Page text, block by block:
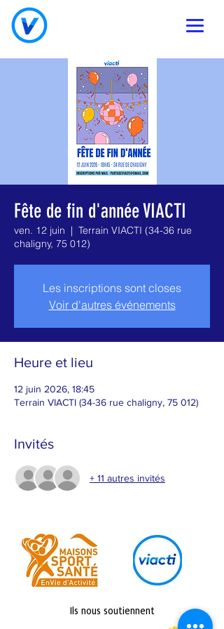
Fête de fin d'année VIACTI
ven. 12 juin
  |
Terrain VIACTI (34-36 rue
chaligny, 75 012)
Les inscriptions sont closes
Voir d'autres événements
Heure et lieu
12 juin 2026, 18:45
Terrain VIACTI (34-36 rue chaligny, 75 012)
Invités
+ 11 autres invités
Ils nous soutiennent